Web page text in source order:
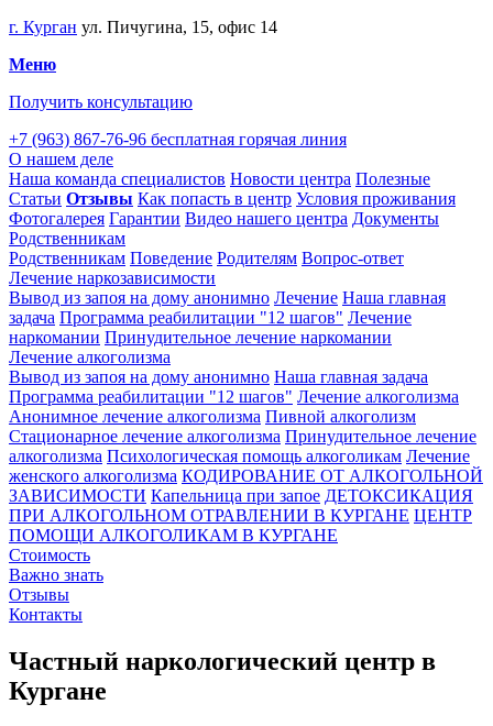
г. Курган ул. Пичугина, 15, офис 14
Меню
Получить консультацию
+7 (963) 867-76-96 бесплатная горячая линия
О нашем деле
Наша команда специалистов Новости центра Полезные
Статьи Отзывы Как попасть в центр Условия проживания
Фотогалерея Гарантии Видео нашего центра Документы
Родственникам
Родственникам Поведение Родителям Вопрос-ответ
Лечение наркозависимости
Вывод из запоя на дому анонимно Лечение Наша главная
задача Программа реабилитации "12 шагов" Лечение
наркомании Принудительное лечение наркомании
Лечение алкоголизма
Вывод из запоя на дому анонимно Наша главная задача
Программа реабилитации "12 шагов" Лечение алкоголизма
Анонимное лечение алкоголизма Пивной алкоголизм
Стационарное лечение алкоголизма Принудительное лечение
алкоголизма Психологическая помощь алкоголикам Лечение
женского алкоголизма КОДИРОВАНИЕ ОТ АЛКОГОЛЬНОЙ
ЗАВИСИМОСТИ Капельница при запое ДЕТОКСИКАЦИЯ
ПРИ АЛКОГОЛЬНОМ ОТРАВЛЕНИИ В КУРГАНЕ ЦЕНТР
ПОМОЩИ АЛКОГОЛИКАМ В КУРГАНЕ
Стоимость
Важно знать
Отзывы
Контакты
Частный наркологический центр в
Кургане